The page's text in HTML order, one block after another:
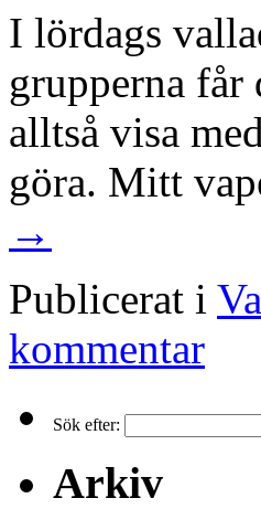
I lördags
grupperna får
alltså visa
göra. Mitt
→
Publicerat i
kommentar
Sök efter:
Arkiv